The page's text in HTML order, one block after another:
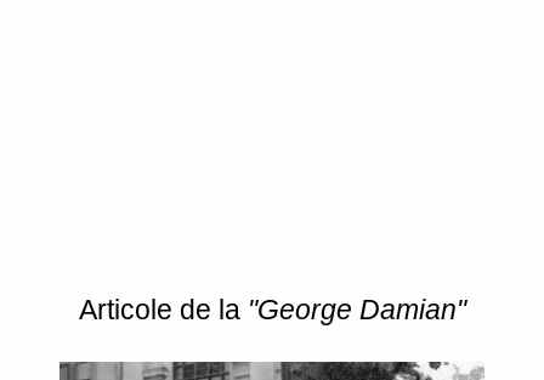
Articole de la "George Damian"